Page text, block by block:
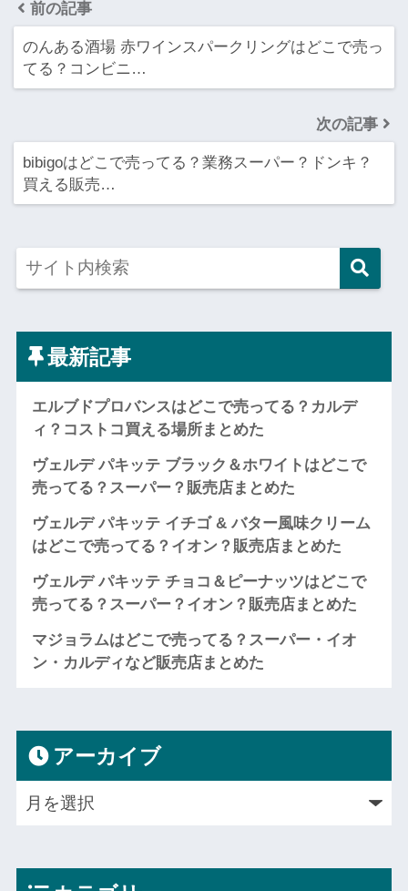
前の記事
のんある酒場 赤ワインスパークリングはどこで売っ
てる？コンビニ…
次の記事
bibigoはどこで売ってる？業務スーパー？ドンキ？
買える販売…
最新記事
エルブドプロバンスはどこで売ってる？カルデ
ィ？コストコ買える場所まとめた
ヴェルデ パキッテ ブラック＆ホワイトはどこで
売ってる？スーパー？販売店まとめた
ヴェルデ パキッテ イチゴ & バター風味クリーム
はどこで売ってる？イオン？販売店まとめた
ヴェルデ パキッテ チョコ＆ピーナッツはどこで
売ってる？スーパー？イオン？販売店まとめた
マジョラムはどこで売ってる？スーパー・イオ
ン・カルディなど販売店まとめた
アーカイブ